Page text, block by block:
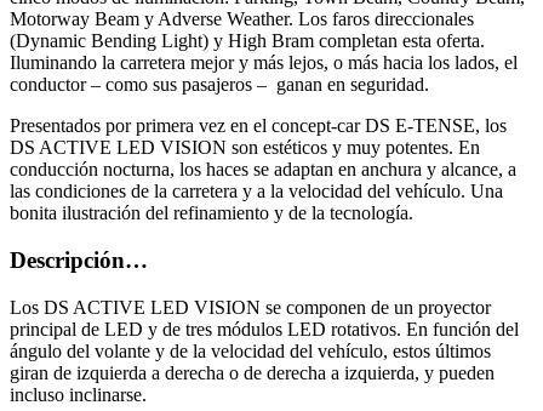
Motorway Beam y Adverse Weather. Los faros direccionales
(Dynamic Bending Light) y High Bram completan esta oferta.
Iluminando la carretera mejor y más lejos, o más hacia los lados, el
conductor – como sus pasajeros – ganan en seguridad.
Presentados por primera vez en el concept-car DS E-TENSE, los
DS ACTIVE LED VISION son estéticos y muy potentes. En
conducción nocturna, los haces se adaptan en anchura y alcance, a
las condiciones de la carretera y a la velocidad del vehículo. Una
bonita ilustración del refinamiento y de la tecnología.
Descripción…
Los DS ACTIVE LED VISION se componen de un proyector
principal de LED y de tres módulos LED rotativos. En función del
ángulo del volante y de la velocidad del vehículo, estos últimos
giran de izquierda a derecha o de derecha a izquierda, y pueden
incluso inclinarse.